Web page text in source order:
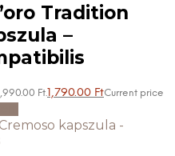
Tradition
–
Ft.1,790.00 FtCurrent price